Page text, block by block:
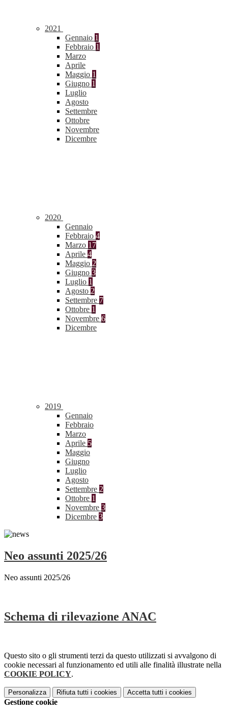
2021
Gennaio 1
Febbraio 1
Marzo
Aprile
Maggio 1
Giugno 1
Luglio
Agosto
Settembre
Ottobre
Novembre
Dicembre
2020
Gennaio
Febbraio 4
Marzo 17
Aprile 4
Maggio 2
Giugno 3
Luglio 1
Agosto 2
Settembre 7
Ottobre 1
Novembre 6
Dicembre
2019
Gennaio
Febbraio
Marzo
Aprile 5
Maggio
Giugno
Luglio
Agosto
Settembre 2
Ottobre 1
Novembre 3
Dicembre 3
Neo assunti 2025/26
Neo assunti 2025/26
Schema di rilevazione ANAC
Questo sito o gli strumenti terzi da questo utilizzati si avvalgono di
cookie necessari al funzionamento ed utili alle finalità illustrate nella
COOKIE POLICY.
Personalizza Rifiuta tutti i cookies Accetta tutti i cookies
Gestione cookie